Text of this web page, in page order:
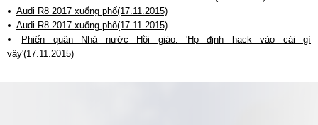
Audi R8 2017 xuống phố(17.11.2015)
Audi R8 2017 xuống phố(17.11.2015)
Phiến quân Nhà nước Hồi giáo: 'Họ định hack vào cái gì
vậy'(17.11.2015)